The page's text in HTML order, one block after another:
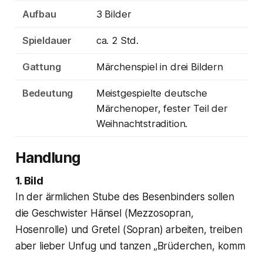
Aufbau 3 Bilder
Spieldauer ca. 2 Std.
Gattung Märchenspiel in drei Bildern
Bedeutung
Meistgespielte deutsche
Märchenoper, fester Teil der
Weihnachtstradition.
Handlung
1. Bild
In der ärmlichen Stube des Besenbinders sollen
die Geschwister Hänsel (Mezzosopran,
Hosenrolle) und Gretel (Sopran) arbeiten, treiben
aber lieber Unfug und tanzen „Brüderchen, komm